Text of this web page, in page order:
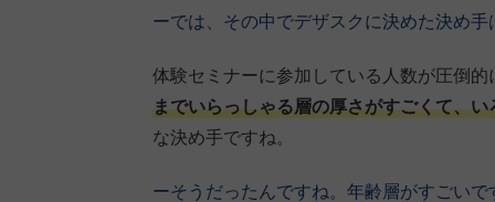
ーでは、その中でデザスクに決めた決め手
体験セミナーに参加している人数が圧倒
までいらっしゃる層の厚さがすごくて、
な決め手ですね。
ーそうだったんですね。年齢層がすごい